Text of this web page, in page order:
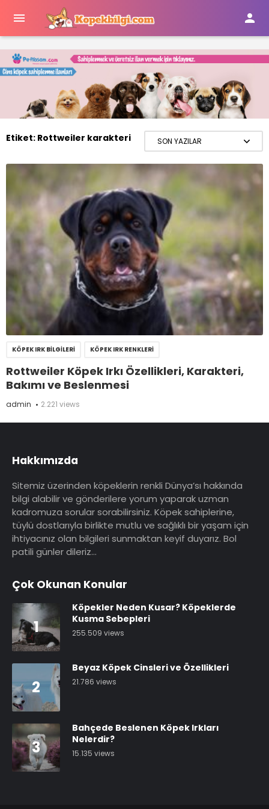
 
Etiket: Rottweiler karakteri
KÖPEK IRK BILGILERI KÖPEK IRK RENKLERI
Rottweiler Köpek Irkı Özellikleri, Karakteri,
Bakımı ve Beslenmesi
admin 2.221 views
Hakkımızda
Sitemiz üzerinden köpeklerin renkli Dünya’sı hakkında
bilgi alabilir ve gönderilere yorum yaparak uzman
kadromuza sorular sorabilirsiniz. Köpek sahiplerine,
tüylü dostlarıyla birlikte mutlu ve sağlıklı bir yaşam için
ihtiyacınız olan bilgileri sunmaktan keyif duyarız. Bol
patili günler dileriz…
Çok Okunan Konular
1
Köpekler Neden Kusar? Köpeklerde
Kusma Sebepleri
255.509 views
2
Beyaz Köpek Cinsleri ve Özellikleri
21.786 views
3
Bahçede Beslenen Köpek Irkları
Nelerdir?
15.135 views